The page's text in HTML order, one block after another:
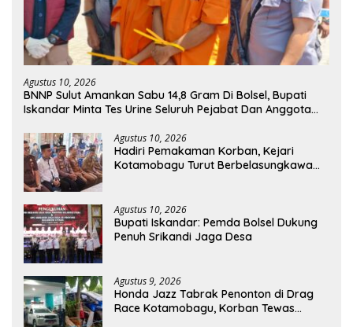
Agustus 10, 2026
BNNP Sulut Amankan Sabu 14,8 Gram Di Bolsel, Bupati
Iskandar Minta Tes Urine Seluruh Pejabat Dan Anggota
Agustus 10, 2026
Hadiri Pemakaman Korban, Kejari
Kotamobagu Turut Berbelasungkawa
Agustus 10, 2026
Bupati Iskandar: Pemda Bolsel Dukung
Penuh Srikandi Jaga Desa
Agustus 9, 2026
Honda Jazz Tabrak Penonton di Drag
Race Kotamobagu, Korban Tewas